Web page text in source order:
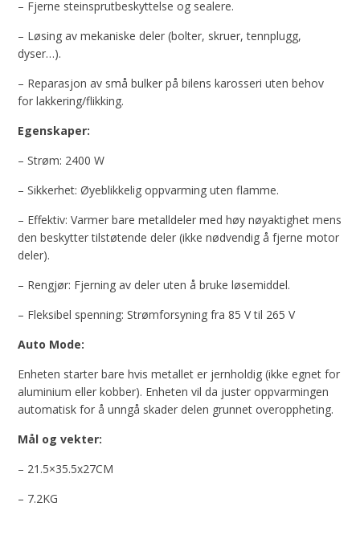
– Fjerne steinsprutbeskyttelse og sealere.
– Løsing av mekaniske deler (bolter, skruer, tennplugg,
dyser…).
– Reparasjon av små bulker på bilens karosseri uten behov
for lakkering/flikking.
Egenskaper:
– Strøm: 2400 W
– Sikkerhet: Øyeblikkelig oppvarming uten flamme.
– Effektiv: Varmer bare metalldeler med høy nøyaktighet mens
den beskytter tilstøtende deler (ikke nødvendig å fjerne motor
deler).
– Rengjør: Fjerning av deler uten å bruke løsemiddel.
– Fleksibel spenning: Strømforsyning fra 85 V til 265 V
Auto Mode:
Enheten starter bare hvis metallet er jernholdig (ikke egnet for
aluminium eller kobber). Enheten vil da juster oppvarmingen
automatisk for å unngå skader delen grunnet overoppheting.
Mål og vekter:
– 21.5×35.5x27CM
– 7.2KG